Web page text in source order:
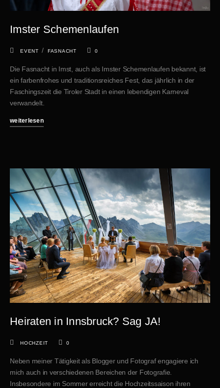
Imster Schemenlaufen
EVENT / FASNACHT 0
Die Fasnacht in Imst, auch als Imster Schemenlaufen bekannt, ist
ein farbenfrohes und traditionsreiches Fest, das jährlich in der
Faschingszeit die Tiroler Stadt in einen lebendigen Karneval
verwandelt.
weiterlesen
Heiraten in Innsbruck? Sag JA!
HOCHZEIT 0
Neben meiner Tätigkeit als Blogger und Fotograf engagiere ich
mich auch in verschiedenen Bereichen der Fotografie.
Insbesondere im Sommer erreicht die Hochzeitssaison ihren